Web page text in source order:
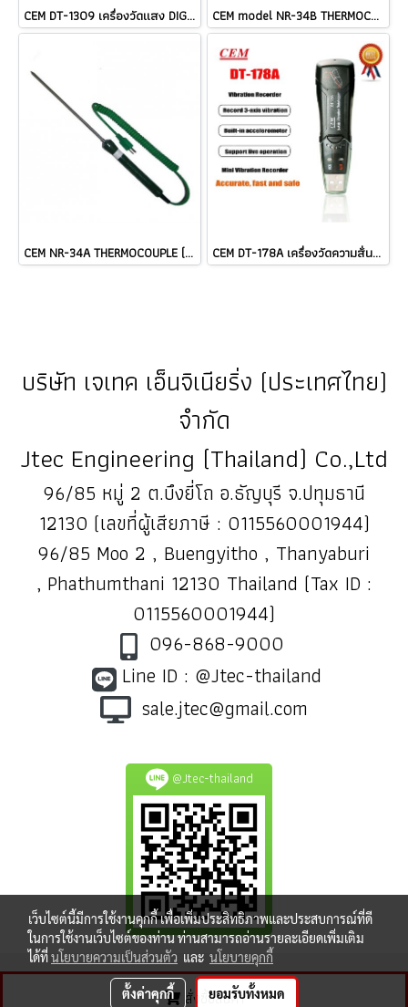
สั่งซื้อสินค้า
CEM DT-1309 เครื่องวัดแสง DIGITAL LUX METER ราคา CEM model NR-34B THERMOCOUPLE TYPE K ราคา
CEM NR-34A THERMOCOUPLE (TYPE K) Length: 180 mm Cable @ ราคา CEM DT-178A เครื่องวัดความสั่นสะเทือนแบบ 3-Axis Datalogger ราคา ###
บริษัท เจเทค เอ็นจิเนียริ่ง (ประเทศไทย)
จำกัด
Jtec Engineering (Thailand) Co.,Ltd
96/85 หมู่ 2 ต.บึงยี่โถ อ.ธัญบุรี จ.ปทุมธานี
12130 (เลขที่ผู้เสียภาษี : 0115560001944)
96/85 Moo 2 , Buengyitho , Thanyaburi
, Phathumthani 12130 Thailand (Tax ID :
0115560001944)
096-868-9000
Line ID : @Jtec-thailand
sale.jtec@gmail.com
@Jtec-thailand
เว็บไซต์นี้มีการใช้งานคุกกี้ เพื่อเพิ่มประสิทธิภาพและประสบการณ์ที่ดี
ในการใช้งานเว็บไซต์ของท่าน ท่านสามารถอ่านรายละเอียดเพิ่มเติม
ได้ที่นโยบายความเป็นส่วนตัว และ นโยบายคุกกี้
ตั้งค่าคุกกี้ ยอมรับทั้งหมด